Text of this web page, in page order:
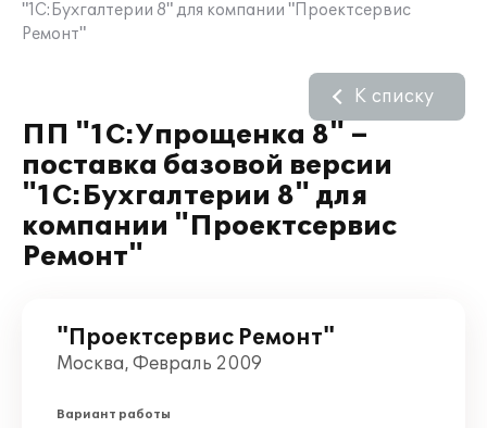
"1С:Бухгалтерии 8" для компании "Проектсервис
Ремонт"
ПП "1С:Упрощенка 8" –
поставка базовой версии
"1С:Бухгалтерии 8" для
компании "Проектсервис
Ремонт"
К списку
"Проектсервис Ремонт"
Москва, Февраль 2009
Вариант работы